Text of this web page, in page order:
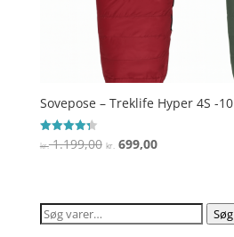
Sovepose – Treklife Hyper 4S -10
Vurderet
4.3
kr.1.199,00 Den
var:
kr. 1.199,00.
kr.699,00Den
er:
kr. 699,00.
Søg
Søg